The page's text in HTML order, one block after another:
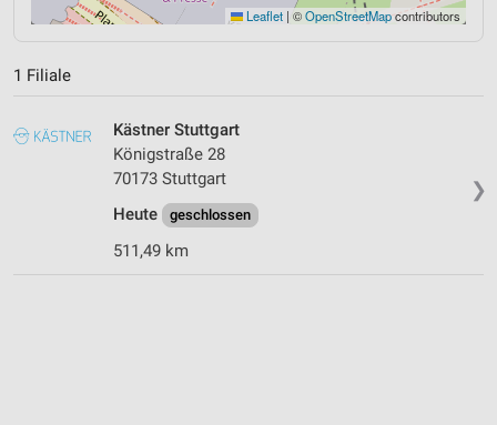
Leaflet | ©OpenStreetMapcontributors
1 Filiale
❯
Kästner Stuttgart
Königstraße 28
70173 Stuttgart
Heute
geschlossen
511,49 km